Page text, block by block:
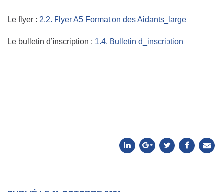
Le flyer : 2.2. Flyer A5 Formation des Aidants_large
Le bulletin d’inscription : 1.4. Bulletin d_inscription